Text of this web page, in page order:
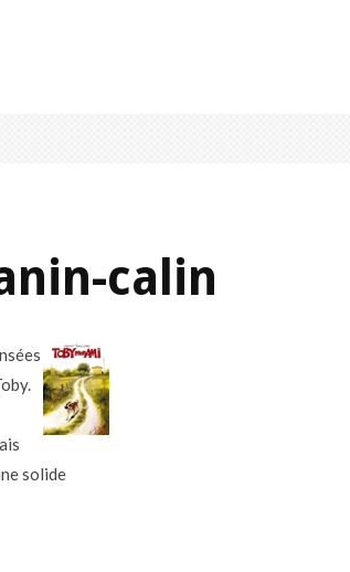
calin
solide